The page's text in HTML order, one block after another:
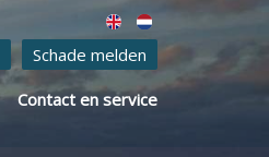
Schade melden
Contact en service